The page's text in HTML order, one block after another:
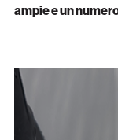
ampie e un